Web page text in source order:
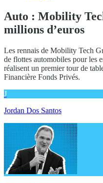
Auto : Mobility
millions d’euros
Les rennais de Mobility Tech
de flottes automobiles pour les
réalisent un premier tour de
Financière Fonds Privés.
J
Jordan Dos Santos